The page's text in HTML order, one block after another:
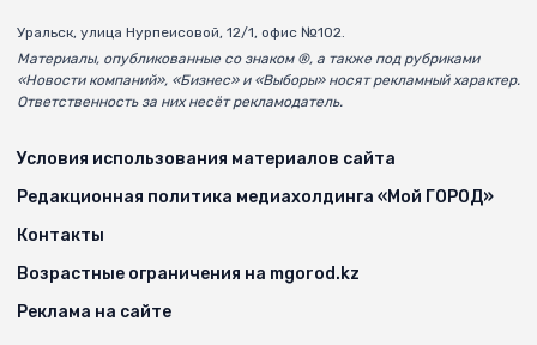
Уральск, улица Нурпеисовой, 12/1, офис №102.
Материалы, опубликованные со знаком ®, а также под рубриками
«Новости компаний», «Бизнес» и «Выборы» носят рекламный характер.
Ответственность за них несёт рекламодатель.
Условия использования материалов сайта
Редакционная политика медиахолдинга «Мой ГОРОД»
Контакты
Возрастные ограничения на mgorod.kz
Реклама на сайте